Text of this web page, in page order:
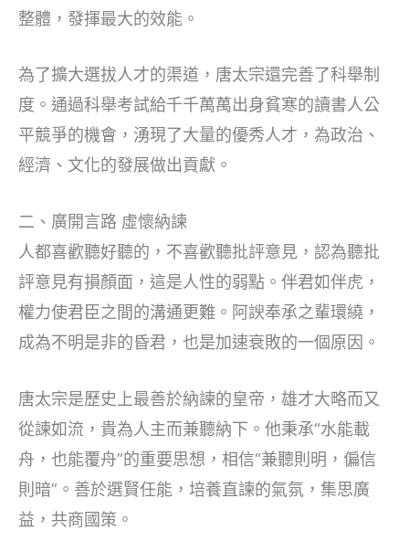
整體，發揮最大的效能。
為了擴大選拔人才的渠道，唐太宗還完善了科舉制
度。通過科舉考試給千千萬萬出身貧寒的讀書人公
平競爭的機會，湧現了大量的優秀人才，為政治、
經濟、文化的發展做出貢獻。
二、廣開言路 虛懷納諫
人都喜歡聽好聽的，不喜歡聽批評意見，認為聽批
評意見有損顏面，這是人性的弱點。伴君如伴虎，
權力使君臣之間的溝通更難。阿諛奉承之輩環繞，
成為不明是非的昏君，也是加速衰敗的一個原因。
唐太宗是歷史上最善於納諫的皇帝，雄才大略而又
從諫如流，貴為人主而兼聽納下。他秉承“水能載
舟，也能覆舟”的重要思想，相信“兼聽則明，偏信
則暗”。善於選賢任能，培養直諫的氣氛，集思廣
益，共商國策。